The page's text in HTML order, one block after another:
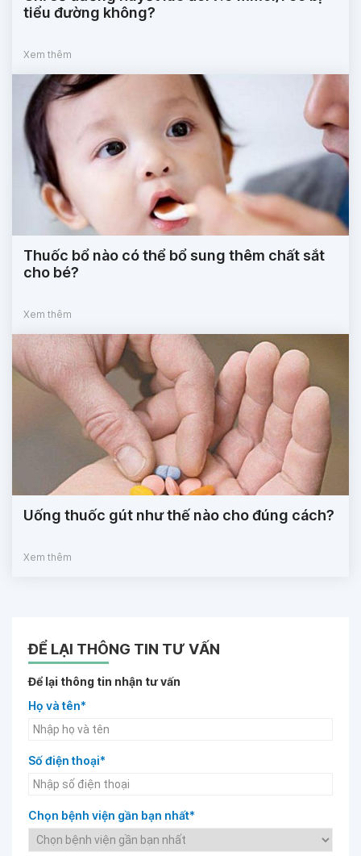
tiểu đường không?
Xem thêm
Thuốc bổ nào có thể bổ sung thêm chất sắt
cho bé?
Xem thêm
Uống thuốc gút như thế nào cho đúng cách?
Xem thêm
ĐỂ LẠI THÔNG TIN TƯ VẤN
Để lại thông tin nhận tư vấn
Họ và tên*
Số điện thoại*
Chọn bệnh viện gần bạn nhất*